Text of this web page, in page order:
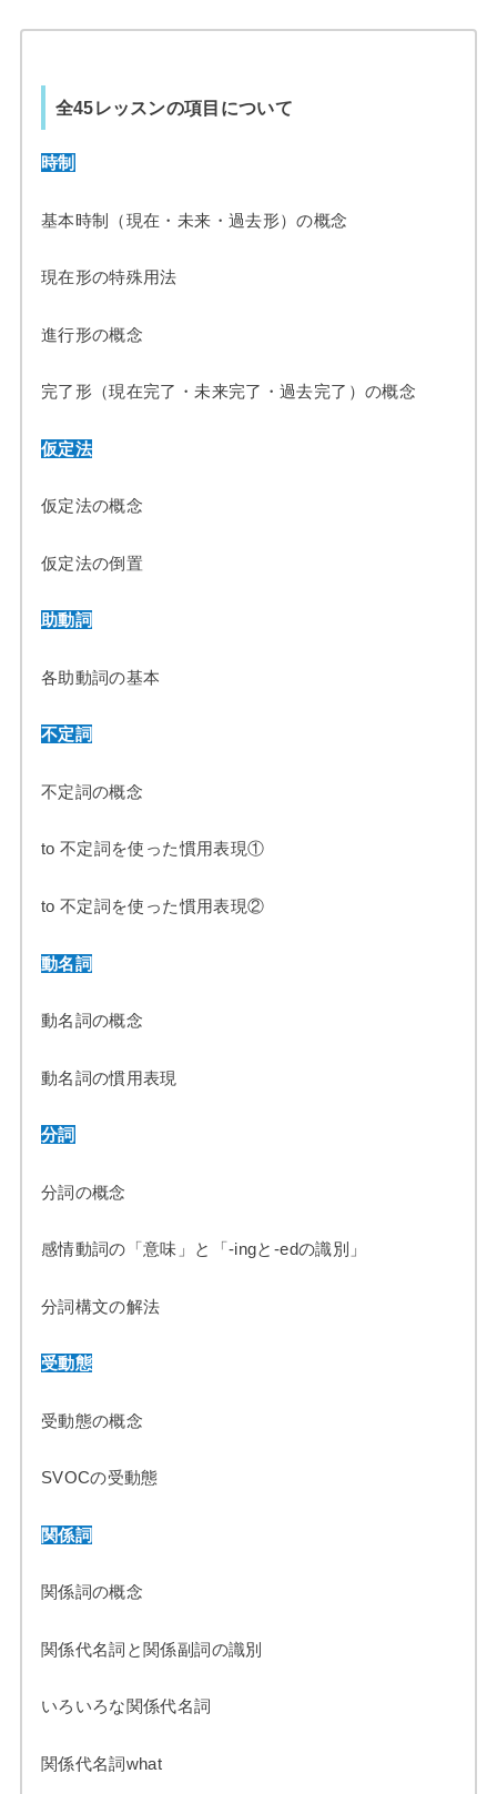
全45レッスンの項目について
時制
基本時制（現在・未来・過去形）の概念
現在形の特殊用法
進行形の概念
完了形（現在完了・未来完了・過去完了）の概念
仮定法
仮定法の概念
仮定法の倒置
助動詞
各助動詞の基本
不定詞
不定詞の概念
to 不定詞を使った慣用表現①
to 不定詞を使った慣用表現②
動名詞
動名詞の概念
動名詞の慣用表現
分詞
分詞の概念
感情動詞の「意味」と「-ingと-edの識別」
分詞構文の解法
受動態
受動態の概念
SVOCの受動態
関係詞
関係詞の概念
関係代名詞と関係副詞の識別
いろいろな関係代名詞
関係代名詞what